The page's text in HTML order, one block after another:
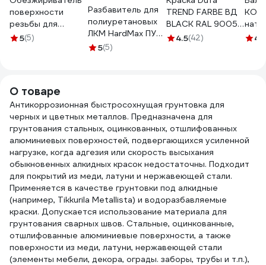
поверхности
резьбы для
анаэробных
5(5)
Разбавитель для
полиуретановых
ЛКМ HardMax ПУР
230 (бан 8 кг)
5(5)
TREND FARBE ВД
BLACK RAL 9005,
10 л МП00-
4.5(42)
250
4.1
О товаре
Антикоррозионная быстросохнущая грунтовка для
черных и цветных металлов. Предназначена для
грунтования стальных, оцинкованных, отшлифованных
алюминиевых поверхностей, подвергающихся усиленной
нагрузке, когда адгезия или скорость высыхания
обыкновенных алкидных красок недостаточны. Подходит
для покрытий из меди, латуни и нержавеющей стали.
Применяется в качестве грунтовки под алкидные
(например, Tikkurila Metallista) и водоразбавляемые
краски. Допускается использование материала для
грунтования сварных швов. Стальные, оцинкованные,
отшлифованные алюминиевые поверхности, а также
поверхности из меди, латуни, нержавеющей стали
(элементы мебели, декора, ограды. заборы, трубы и т.п.),